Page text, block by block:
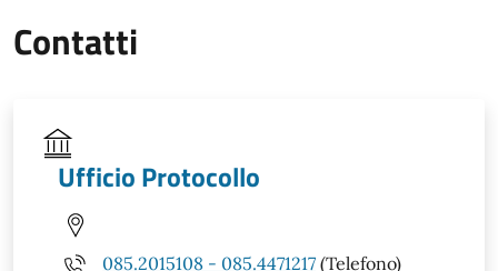
Contatti
Ufficio Protocollo
085.2015108 - 085.4471217 (Telefono)